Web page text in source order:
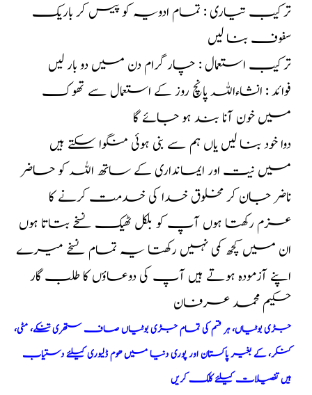
ترکیب تیاری : تمام ادویہ کو پیس کر باریک
سفوف بنا لیں
ترکیب استعمال : چار گرام دن میں دو بار لیں
فوائد : انشاءاللہ پانچ روز کے استعمال سے تھوک
میں خون آنا بند ہو جائے گا
دوا خود بنا لیں یاں ہم سے بنی ہوئی منگوا سکتے ہیں
میں نیت اور ایمانداری کے ساتھ اللہ کو حاضر
ناضر جان کر مخلوق خدا کی خدمت کرنے کا
عزم رکھتا ہوں آپ کو بلکل ٹھیک نسخے بتاتا ہوں
ان میں کچھ کمی نہیں رکھتا یہ تمام نسخے میرے
اپنے آزمودہ ہوتے ہیں آپ کی دوعاؤں کا طلب گار
حکیم محمد عرفان
جڑی بوٹیاں، ہر قسم کی تمام جڑی بوٹیاں صاف ستھری تنکے، مٹی،
کنکر، کے بغیر پاکستان اور پوری دنیا میں ھوم ڈلیوری کیلئے دستیاب
ہیں تفصیلات کیلئے کلک کریں